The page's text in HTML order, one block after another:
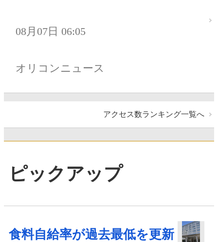
08月07日 06:05
オリコンニュース
アクセス数ランキング一覧へ
ピックアップ
食料自給率が過去最低を更新